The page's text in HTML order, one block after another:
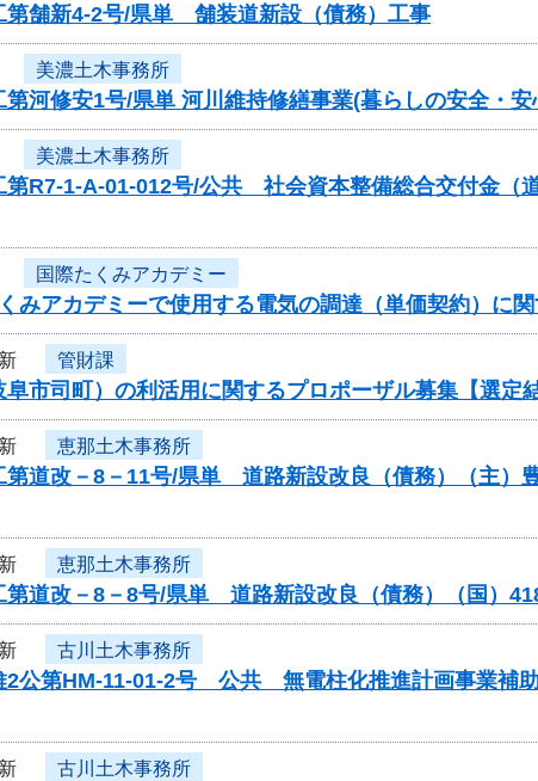
第舗新4-2号/県単 舗装道新設（債務）工事
美濃土木事務所
第河修安1号/県単 河川維持修繕事業(暮らしの安全・
美濃土木事務所
第R7-1-A-01-012号/公共 社会資本整備総合交付金（
国際たくみアカデミー
みアカデミーで使用する電気の調達（単価契約）に
管財課
阜市司町）の利活用に関するプロポーザル募集【選定結
恵那土木事務所
第道改－8－11号/県単 道路新設改良（債務）（主
恵那土木事務所
第道改－8－8号/県単 道路新設改良（債務）（国）
古川土木事務所
2公第HM-11-01-2号 公共 無電柱化推進計画事業補
古川土木事務所